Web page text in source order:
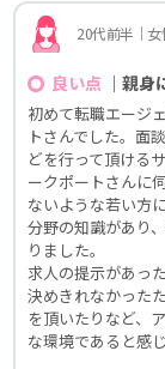
20代前半｜女
良い点 ｜親
初めて転職エージ
トさんでした。面
どを行って頂ける
ークポートさんに
ないような若い方
分野の知識があり
りました。
求人の提示があっ
決めきれなかった
を頂いたりなど、
な環境であると感